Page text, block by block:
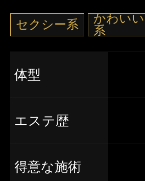
セクシー系
かわいい
系
体型
エステ歴
得意な施術